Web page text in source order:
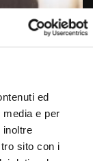
ed
e per
inoltre
sito con i